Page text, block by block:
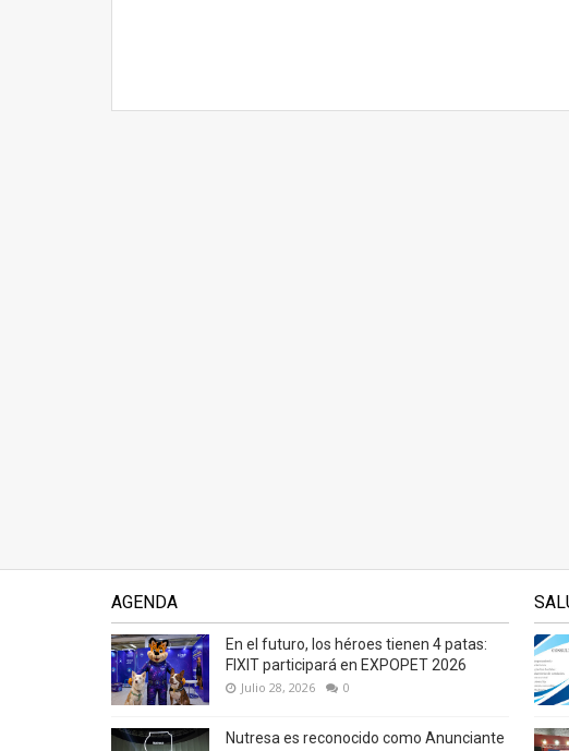
AGENDA
En el futuro, los héroes tienen 4 patas:
FIXIT participará en EXPOPET 2026
Julio 28, 2026 0
Nutresa es reconocido como Anunciante